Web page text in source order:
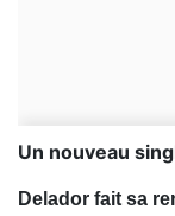
Un nouveau
Delador fait sa